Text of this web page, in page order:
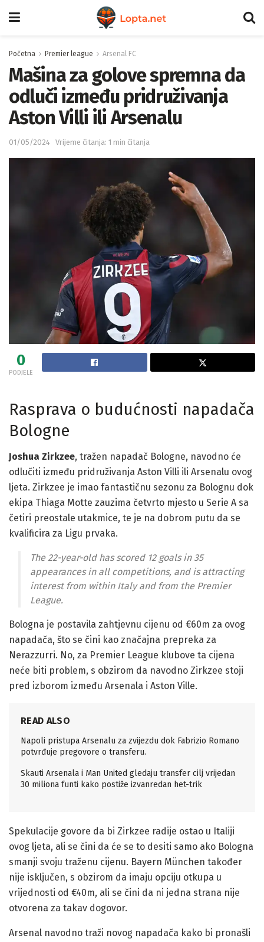
Početna Premier league Arsenal FC
Mašina za golove spremna da
odluči između pridruživanja
Aston Villi ili Arsenalu
01/05/2024 Vrijeme čitanja: 1 min čitanja
0
PODJELE
Rasprava o budućnosti napadača
Bologne
Joshua Zirkzee, tražen napadač Bologne, navodno će
odlučiti između pridruživanja Aston Villi ili Arsenalu ovog
ljeta. Zirkzee je imao fantastičnu sezonu za Bolognu dok
ekipa Thiaga Motte zauzima četvrto mjesto u Serie A sa
četiri preostale utakmice, te je na dobrom putu da se
kvalificira za Ligu prvaka.
The 22-year-old has scored 12 goals in 35
appearances in all competitions, and is attracting
interest from within Italy and from the Premier
League.
Bologna je postavila zahtjevnu cijenu od €60m za ovog
napadača, što se čini kao značajna prepreka za
Nerazzurri. No, za Premier League klubove ta cijena
neće biti problem, s obzirom da navodno Zirkzee stoji
pred izborom između Arsenala i Aston Ville.
READ ALSO
Napoli pristupa Arsenalu za zvijezdu dok Fabrizio Romano
potvrđuje pregovore o transferu.
Skauti Arsenala i Man United gledaju transfer cilj vrijedan
30 miliona funti kako postiže izvanredan het-trik
Spekulacije govore da bi Zirkzee radije ostao u Italiji
ovog ljeta, ali se čini da će se to desiti samo ako Bologna
smanji svoju traženu cijenu. Bayern München također
nije isključen, s obzirom da imaju opciju otkupa u
vrijednosti od €40m, ali se čini da ni jedna strana nije
otvorena za takav dogovor.
Arsenal navodno traži novog napadača kako bi pronašli